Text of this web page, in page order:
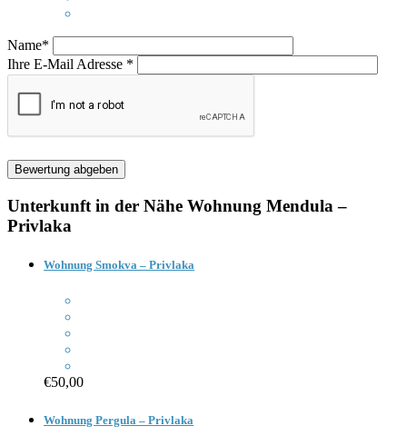
Name*
Ihre E-Mail Adresse *
Unterkunft in der Nähe Wohnung Mendula –
Privlaka
Wohnung Smokva – Privlaka
€50,00
Wohnung Pergula – Privlaka